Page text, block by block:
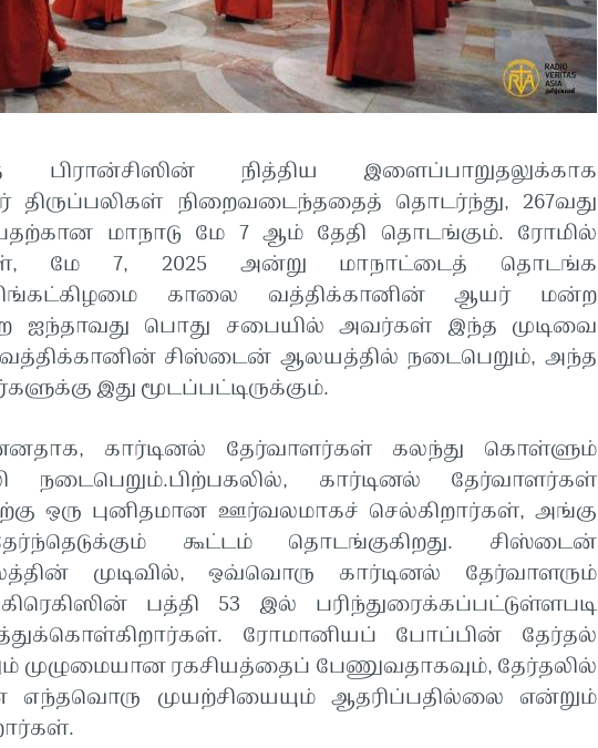
பிரான்சிஸின் நித்திய இளைப்பாறுதலுக்காக
திருப்பலிகள் நிறைவடைந்ததைத் தொடர்ந்து, 267வது
மாநாடு மே 7 ஆம் தேதி தொடங்கும். ரோமில்
மே 7, 2025 அன்று மாநாட்டைத் தொடங்க
காலை வத்திக்கானின் ஆயர் மன்ற
ஐந்தாவது பொது சபையில் அவர்கள் இந்த முடிவை
வத்திக்கானின் சிஸ்டைன் ஆலயத்தில் நடைபெறும், அந்த
இது மூடப்பட்டிருக்கும்.
கார்டினல் தேர்வாளர்கள் கலந்து கொள்ளும்
நடைபெறும்.பிற்பகலில், கார்டினல் தேர்வாளர்கள்
ஒரு புனிதமான ஊர்வலமாகச் செல்கிறார்கள், அங்கு
கூட்டம் தொடங்குகிறது. சிஸ்டைன்
முடிவில், ஒவ்வொரு கார்டினல் தேர்வாளரும்
பத்தி 53 இல் பரிந்துரைக்கப்பட்டுள்ளபடி
ரோமானியப் போப்பின் தேர்தல்
ரகசியத்தைப் பேணுவதாகவும், தேர்தலில்
எந்தவொரு முயற்சியையும் ஆதரிப்பதில்லை என்றும்